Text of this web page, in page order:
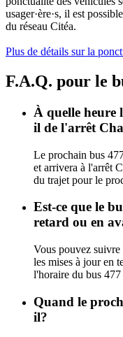
usager·ère·s, il est
du réseau Citéa.
Plus de détails sur la
F.A.Q. pour le
À quelle heure
il de l'arrêt
Le prochain bus
et arrivera à l'arrêt
du trajet pour le
Est-ce que le
retard ou en
Vous pouvez
les mises à jour en
l'horaire du bus 477
Quand le
il?